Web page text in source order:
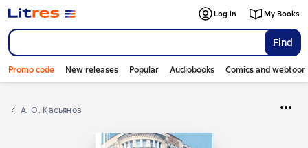
Find
Log in My Books
Promo code New releases Popular Audiobooks Comics and
А. О. Касьянов